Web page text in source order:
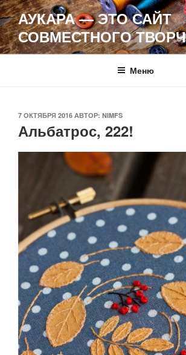
Перейти
к
содержимому
АУКАРА — ЭТО САЙТ
СОВМЕСТНОГО
Меню
ОПУБЛИКОВАНО
7 ОКТЯБРЯ 2016 АВТОР: NIMFS
Альбатрос, 222!